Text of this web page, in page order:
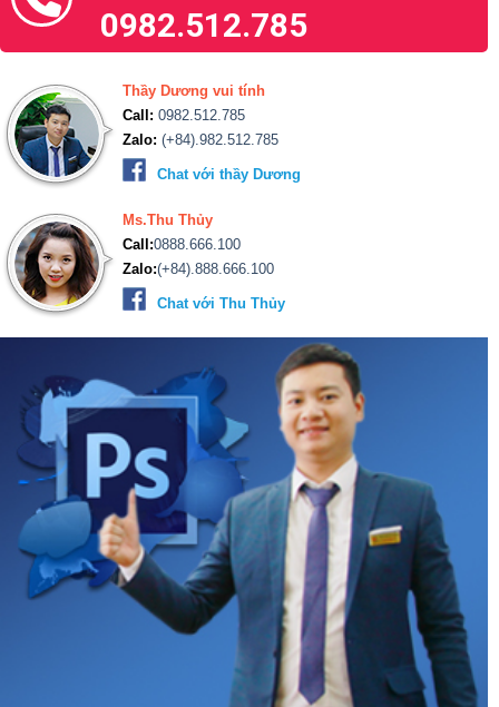
0982.512.785
Thầy Dương vui tính
Call: 0982.512.785
Zalo: (+84).982.512.785
Chat với thầy Dương
Ms.Thu Thủy
Call:0888.666.100
Zalo:(+84).888.666.100
Chat với Thu Thủy